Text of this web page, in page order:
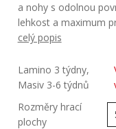
a nohy s odolnou
lehkost a maximum
celý popis
Lamino 3 týdny,
Masiv 3-6 týdnů
Rozměry hrací
plochy